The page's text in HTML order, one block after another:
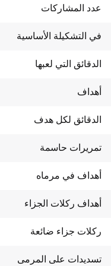
عدد المشاركات
في التشكيلة الأساسية
الدقائق التي لعبها
أهداف
الدقائق لكل هدف
تمريرات حاسمة
أهداف في مرماه
أهداف ركلات الجزاء
ركلات جزاء ضائعة
تسديدات على المرمى